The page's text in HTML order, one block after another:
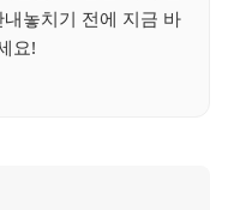
놓치기 전에 지금 바
요!